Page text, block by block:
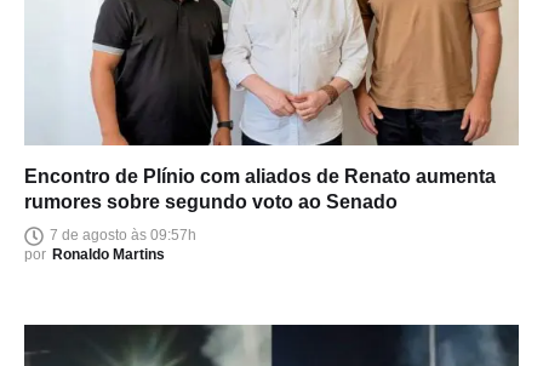
Encontro de Plínio com aliados de Renato aumenta
rumores sobre segundo voto ao Senado
7 de agosto às 09:57h
por Ronaldo Martins